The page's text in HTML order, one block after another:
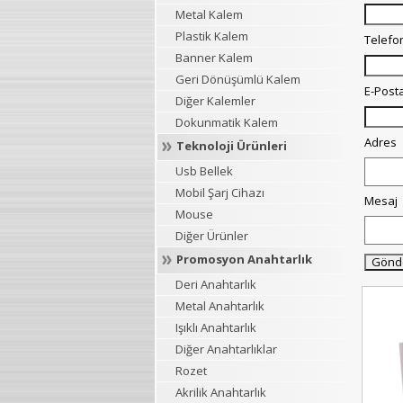
Metal Kalem
Plastik Kalem
Banner Kalem
Geri Dönüşümlü Kalem
Diğer Kalemler
Dokunmatik Kalem
Teknoloji Ürünleri
Usb Bellek
Mobil Şarj Cihazı
Mouse
Diğer Ürünler
Promosyon Anahtarlık
Deri Anahtarlık
Metal Anahtarlık
Işıklı Anahtarlık
Diğer Anahtarlıklar
Rozet
Akrilik Anahtarlık
E-
Adres
Mesaj